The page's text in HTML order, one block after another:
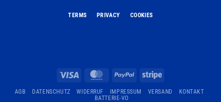
TERMS PRIVACY COOKIES
MasterCardPayPal Stripe
AGB DATENSCHUTZ WIDERRUF IMPRESSUM VERSAND
KONTAKT
BATTERIE-VO